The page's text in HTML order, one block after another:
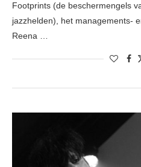
Footprints (de beschermengels
jazzhelden), het managements-
Reena …